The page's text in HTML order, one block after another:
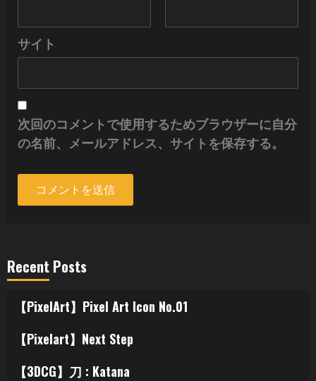
サイト
次回のコメントで使用するためブラウザーに自分
の名前、メールアドレス、サイトを保存する。
Recent Posts
【PixelArt】Pixel Art Icon No.01
【Pixelart】Next Step
【3DCG】刀 : Katana